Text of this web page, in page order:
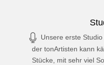
Unsere erste
der tonArtisten kann
Stücke, mit sehr viel